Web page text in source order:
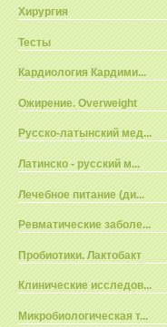
Хирургия
Тесты
Кардиология Кардими...
Ожирение. Overweight
Русско-латынский мед...
Латинско - русский м...
Лечебное питание (ди...
Ревматические заболе...
Пробиотики. Лактобакт
Клинические исследов...
Микробиологическая т...